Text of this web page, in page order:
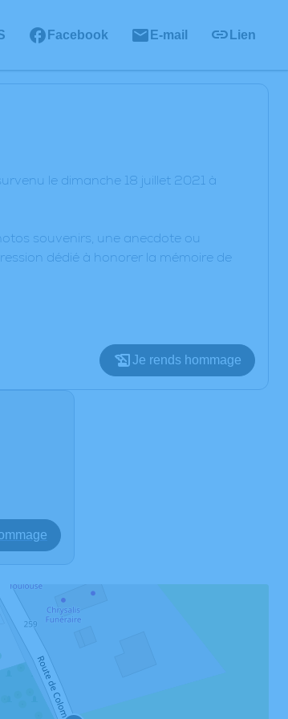
Facebook E-mail Lien
le dimanche 18 juillet 2021 à
souvenirs, une anecdote ou
dédié à honorer la mémoire de
Je rends hommage